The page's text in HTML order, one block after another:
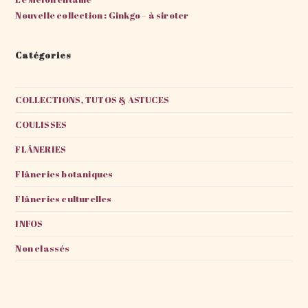
Nouvelle collection : Ginkgo – à siroter
Catégories
COLLECTIONS, TUTOS & ASTUCES
COULISSES
FLÂNERIES
Flâneries botaniques
Flâneries culturelles
INFOS
Non classés